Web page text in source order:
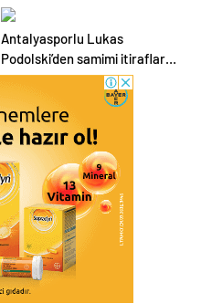
Antalyalı!.
Antalyasporlu Lukas
Podolski’den samimi itiraflar
“Türkiye benim ikinci vatanım”